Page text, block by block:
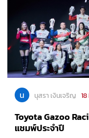
น นุสรา เงินเจริญ
Toyota Gazoo
แชมพ์ประจำปี